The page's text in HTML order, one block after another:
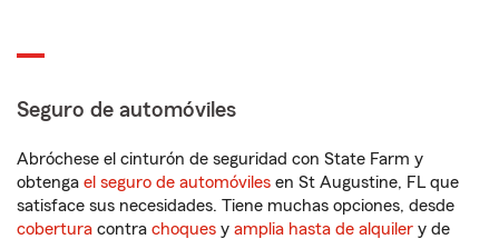
Seguro de automóviles
Abróchese el cinturón de seguridad con State Farm y
obtenga el seguro de automóviles en St Augustine, FL que
satisface sus necesidades. Tiene muchas opciones, desde
cobertura contra choques y amplia hasta de alquiler y de